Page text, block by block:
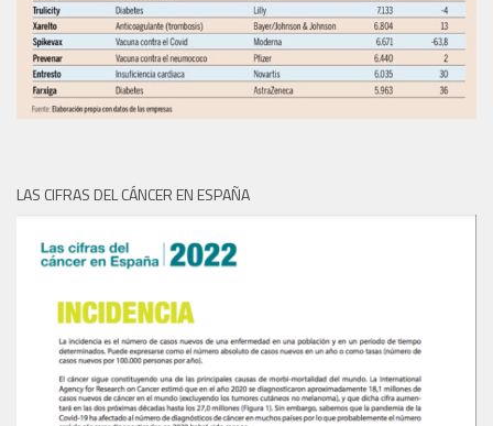
LAS CIFRAS DEL CÁNCER EN ESPAÑA